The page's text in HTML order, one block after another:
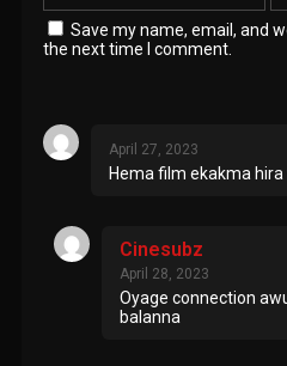
Save my name, email, and
the next time I comment.
April 27, 2023
Hema film ekakma
Cinesubz
April 28, 2023
Oyage connection
balanna